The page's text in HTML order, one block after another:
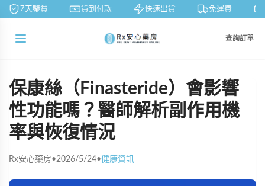
7天鑒賞 貨到付款 快速出貨 免運費
查詢訂單
保康絲（Finasteride）會影響
性功能嗎？醫師解析副作用機
率與恢復情況
Rx安心藥房•2026/5/24•健康資訊